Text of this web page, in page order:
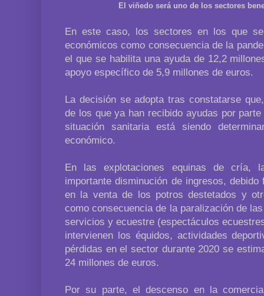
El viñedo será uno de los sectores
En este caso, los sectores en los que
económicos como consecuencia de la
el que se habilita una ayuda de 12,2
apoyo específico de 5,9 millones de euros.
La decisión se adopta tras constatarse
de los que ya han recibido ayudas por
situación sanitaria está siendo
económico.
En las explotaciones equinas de cría,
importante disminución de ingresos, debido
en la venta de los potros destetados y
como consecuencia de la paralización de
servicios y ecuestre (espectáculos
intervienen los équidos, actividades
pérdidas en el sector durante 2020 se
24 millones de euros.
Por su parte, el descenso en la